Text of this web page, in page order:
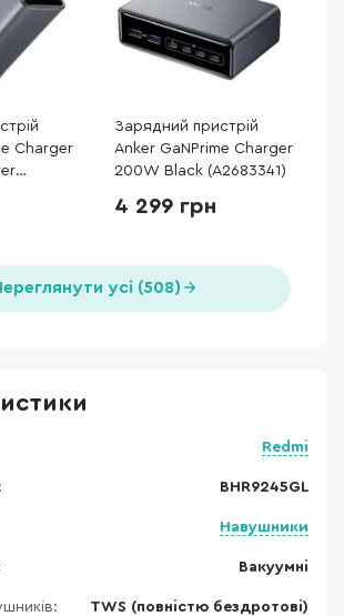
Charger
Зарядний пристрій
Anker GaNPrime Charger
200W Black (A2683341)
4 299 грн
усі (508)
Redmi
BHR9245GL
Навушники
Вакуумні
TWS (повністю бездротові)